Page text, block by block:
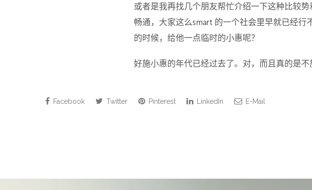
或者是我再找几个朋友帮忙介绍一下这种比较
畅通，大家这么smart 的一个社会里早就已经
的时候，给他一点临时的小惠呢？
好施小惠的年代已经过去了。对，而且真的是
Facebook Twitter Pinterest LinkedIn E-Mail